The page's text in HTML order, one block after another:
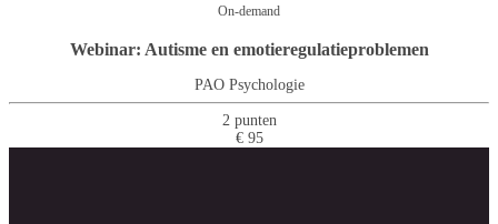
On-demand
Webinar: Autisme en emotieregulatieproblemen
PAO Psychologie
2 punten
€ 95